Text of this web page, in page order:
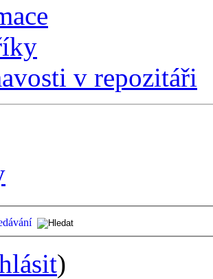
v repozitáři
)